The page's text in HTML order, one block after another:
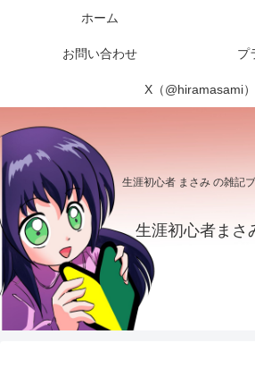
生涯初心者 まさみ の雑記
生涯初心者まさ
ホーム
お問い合わせ プ
X（@hiramasami）